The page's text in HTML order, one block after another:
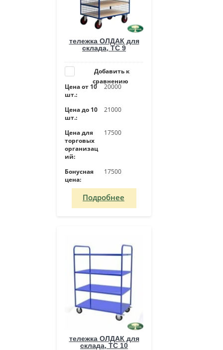
тележка ОЛДАК для
склада, ТС 9
Добавить к
сравнению
Цена от 10
шт.:
20000
Цена до 10
шт.:
21000
Цена для
торговых
организац
ий:
17500
Бонусная
цена:
17500
Подробнее
тележка ОЛДАК для
склада, ТС 10